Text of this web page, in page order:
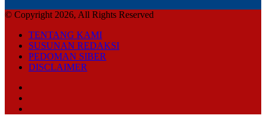
© Copyright 2026, All Rights Reserved
TENTANG KAMI
SUSUNAN REDAKSI
PEDOMAN SIBER
DISCLAIMER